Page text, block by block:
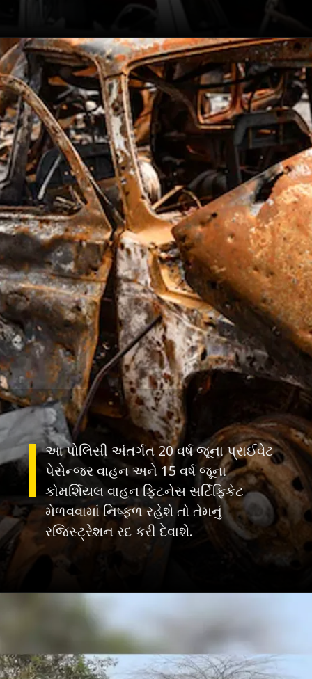
આ પોલિસી અંતર્ગત 20 વર્ષ જૂના પ્રાઈવેટ
પેસેન્જર વાહન અને 15 વર્ષ જૂના
કોમર્શિયલ વાહન ફિટનેસ સર્ટિફિકેટ
મેળવવામાં નિષ્ફળ રહેશે તો તેમનું
રજિસ્ટ્રેશન રદ કરી દેવાશે.